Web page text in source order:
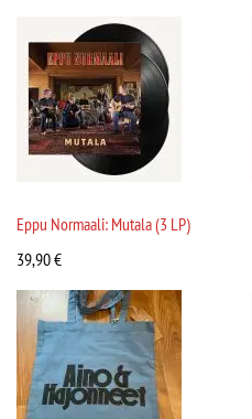
Eppu Normaali: Mutala (3 LP)
39,90€